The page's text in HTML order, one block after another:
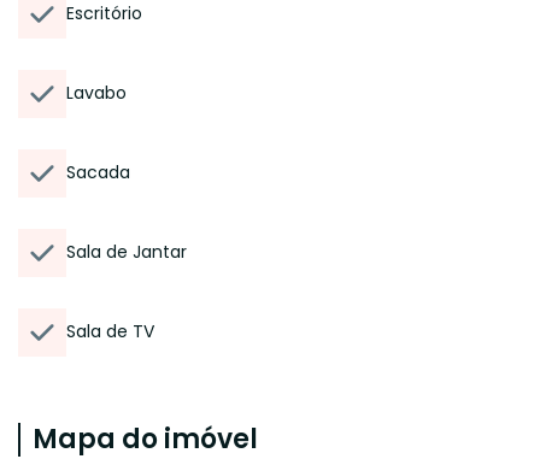
Escritório
Lavabo
Sacada
Sala de Jantar
Sala de TV
Mapa do imóvel